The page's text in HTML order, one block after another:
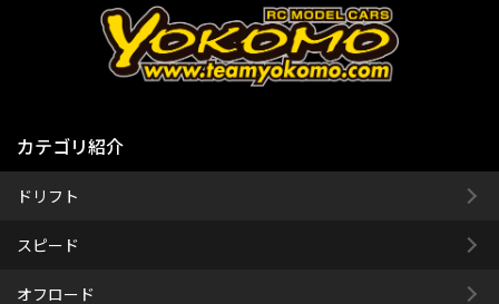
カテゴリ紹介
ドリフト
スピード
オフロード